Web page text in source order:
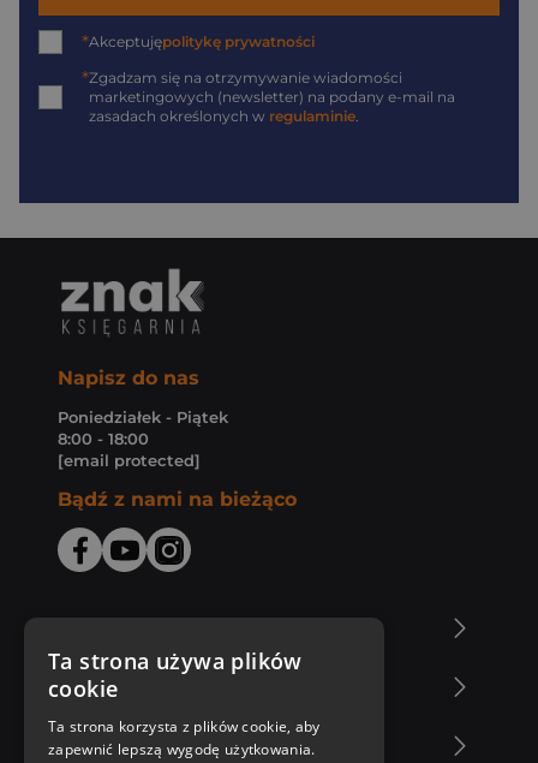
*Akceptujępolitykę prywatności
*Zgadzam się na otrzymywanie wiadomości
marketingowych (newsletter) na podany e-mail na
zasadach określonych w regulaminie.
Napisz do nas
Poniedziałek - Piątek
8:00 - 18:00
[email protected]
Bądź z nami na bieżąco
Zakupy u nas
Nasza oferta
Ta strona używa plików
cookie
Ta strona korzysta z plików cookie, aby
zapewnić lepszą wygodę użytkowania.